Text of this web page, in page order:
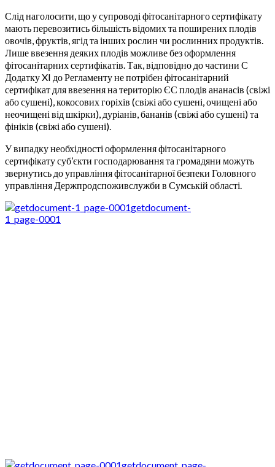
Слід наголосити, що у супроводі фітосанітарного сертифікату
мають перевозитись більшість відомих та поширених плодів
овочів, фруктів, ягід та інших рослин чи рослинних продуктів.
Лише ввезення деяких плодів можливе без оформлення
фітосанітарних сертифікатів. Так, відповідно до частини С
Додатку XI до Регламенту не потрібен фітосанітарний
сертифікат для ввезення на територію ЄС плодів ананасів (свіжі
або сушені), кокосових горіхів (свіжі або сушені, очищені або
неочищені від шкірки), дуріанів, бананів (свіжі або сушені) та
фініків (свіжі або сушені).
У випадку необхідності оформлення фітосанітарного
сертифікату суб’єкти господарювання та громадяни можуть
звернутись до управління фітосанітарної безпеки Головного
управління Держпродспоживслужби в Сумській області.
getdocument-
1_page-0001
getdocument_page-